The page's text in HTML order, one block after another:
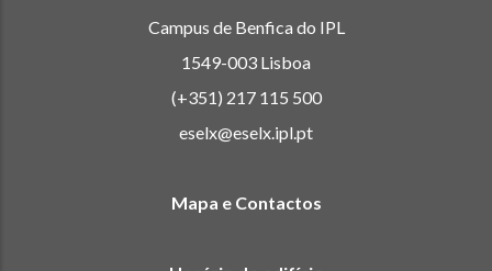
Campus de Benfica do IPL
1549-003 Lisboa
(+351) 217 115 500
eselx@eselx.ipl.pt
Mapa e Contactos